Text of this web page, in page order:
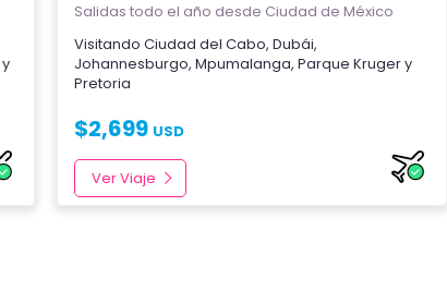
y
Salidas todo el año desde Ciudad de México
Visitando Ciudad del Cabo, Dubái,
Johannesburgo, Mpumalanga, Parque Krugery
Pretoria
$2,699 USD
Ver Viaje